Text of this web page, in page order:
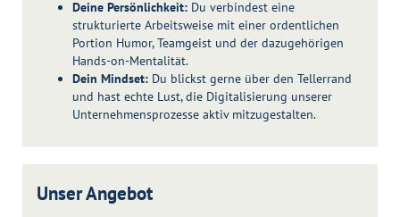
Deine Persönlichkeit: Du verbindest eine
strukturierte Arbeitsweise mit einer ordentlichen
Portion Humor, Teamgeist und der dazugehörigen
Hands-on-Mentalität.
Dein Mindset: Du blickst gerne über den Tellerrand
und hast echte Lust, die Digitalisierung unserer
Unternehmensprozesse aktiv mitzugestalten.
Unser Angebot